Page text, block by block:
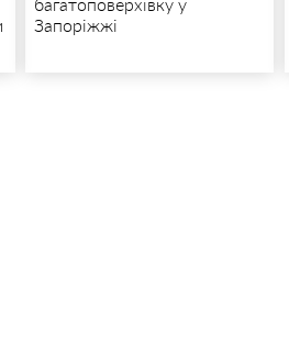
багатоповерхівку у
Запоріжжі